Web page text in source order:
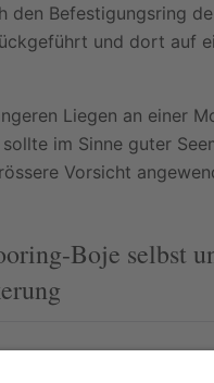
den Befestigungsring
und dort auf
Liegen an einer
im Sinne guter
Vorsicht
Boje selbst